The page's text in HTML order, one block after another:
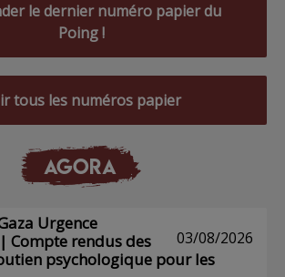
le dernier numéro papier du
Poing !
tous les numéros papier
AGORA
03/08/2026
Urgence
| Compte rendus des
psychologique pour les